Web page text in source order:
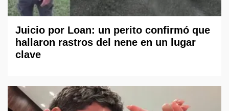
Juicio por Loan: un perito confirmó que
hallaron rastros del nene en un lugar
clave